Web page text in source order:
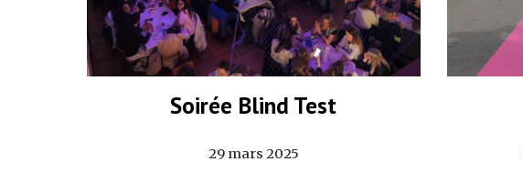
Soirée Blind Test
29 mars 2025